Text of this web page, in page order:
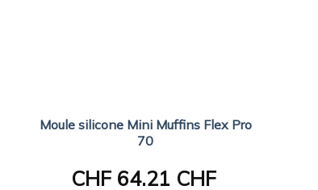
Moule silicone Mini Muffins Flex Pro
70
CHF64.21 CHF